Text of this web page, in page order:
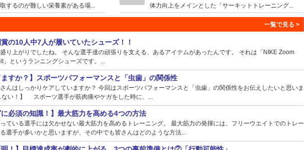
するのが難しい栄養素がある場... 体力向上をメインとした「サーキットトレーニング...
の10人中7人が履いていたシューズ！！
り上がりでしたね。 そんな選手達の頑張りを支える、あるアイテムがあったんです。 それは「NIKE Zoom
というランニングシューズです。...
ますか？】スポーツパフォーマンスと「虫歯」の関係性
んはしっかりケアしていますか？ 今回はスポーツパフォーマンスと「虫歯」の関係性をお伝えしたいと思いま
い！】 スポーツ選手が筋肉痛やケガをした時に、...
に必須の知識！】最大筋力を高める4つの方法
ている選手には欠かせない最大筋力を高めるトレーニング。 最大筋力の発揮には、フリーウエイトでのトレー
選手が多いかと思いますが、その中でも皆さんはどのような方法...